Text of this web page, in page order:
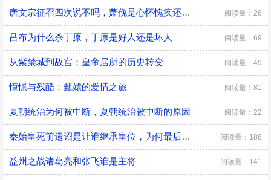
唐文宗征召四次说不吗，萧俛是心怀愧疚还是居功自傲 阅读量：26
吕布为什么杀丁原，丁原是好人还是坏人 阅读量：69
从紫禁城到故宫：皇帝居所的历史转变 阅读量：49
憧憬与残酷：甄嬛的爱情之旅 阅读量：81
夏朝统治为何被中断，夏朝统治被中断的原因 阅读量：22
秦始皇死前遗诏是让谁继承皇位，为何最后是胡亥继位 阅读量：188
益州之战诸葛亮和张飞谁是主将 阅读量：141